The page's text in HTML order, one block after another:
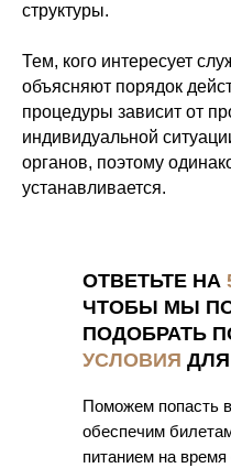
структуры.
Тем, кого интересует
объясняют порядок
процедуры зависит от
индивидуальной
органов, поэтому
устанавливается.
ОТВЕТЬТЕ НА
ЧТОБЫ МЫ
ПОДОБРАТЬ
УСЛОВИЯ
Поможем попасть
обеспечим
питанием на